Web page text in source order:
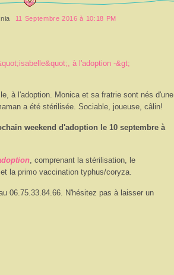
11 Septembre 2016 à 10:18 PM
à l'adoption. Monica et sa fratrie sont nés d'une
a été stérilisée. Sociable, joueuse, câlin!
weekend d'adoption le 10 septembre à
, comprenant la stérilisation, le
la primo vaccination typhus/coryza.
06.75.33.84.66. N'hésitez pas à laisser un